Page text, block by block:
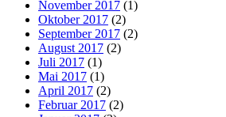
November 2017 (1)
Oktober 2017 (2)
September 2017 (2)
August 2017 (2)
Juli 2017 (1)
Mai 2017 (1)
April 2017 (2)
Februar 2017 (2)